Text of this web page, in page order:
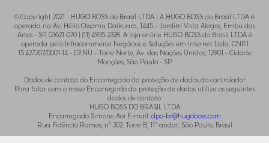
© Copyright 2021 - HUGO BOSS do Brasil LTDA | A HUGO BOSS do Brasil LTDA é
operada na Av. Hélio Ossamu Daikuara, 1445 - Jardim Vista Alegre, Embu das
Artes - SP, 03621-070 | (11) 4935-2328. A loja online HUGO BOSS do Brasil LTDA é
operada pela Infracommerce Negócios e Soluções em Internet Ltda. CNPJ
15.427.207/0001-14 - CENU - Torre Norte, Av. das Nações Unidas, 12901 - Cidade
Monções, São Paulo - SP.
.
Dados de contato do Encarregado da proteção de dados do controlador
Para falar com o nosso Encarregado da proteção de dados utilize os seguintes
dados de contato:
HUGO BOSS DO BRASIL LTDA
Encarregado Simone Aoi E-mail: dpo-br@hugoboss.com
Rua Fidêncio Ramos, n° 302, Torre B, 11° andar, São Paulo, Brasil